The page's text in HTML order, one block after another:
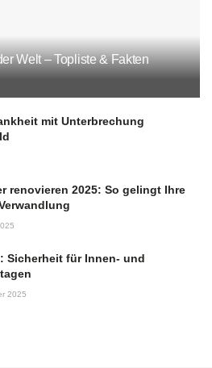
Welt – Topliste & Fakten
mit Unterbrechung
renovieren 2025: So gelingt Ihre
Sicherheit für Innen- und
2025